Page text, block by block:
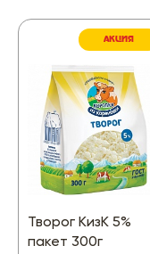
Творог КизК 5%
пакет 300г
АКЦИЯ